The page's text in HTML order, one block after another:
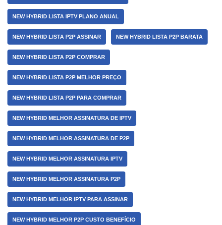
NEW HYBRID LISTA IPTV PLANO ANUAL
NEW HYBRID LISTA P2P ASSINAR NEW HYBRID LISTA P2P BARATA
NEW HYBRID LISTA P2P COMPRAR
NEW HYBRID LISTA P2P MELHOR PREÇO
NEW HYBRID LISTA P2P PARA COMPRAR
NEW HYBRID MELHOR ASSINATURA DE IPTV
NEW HYBRID MELHOR ASSINATURA DE P2P
NEW HYBRID MELHOR ASSINATURA IPTV
NEW HYBRID MELHOR ASSINATURA P2P
NEW HYBRID MELHOR IPTV PARA ASSINAR
NEW HYBRID MELHOR P2P CUSTO BENEFÍCIO